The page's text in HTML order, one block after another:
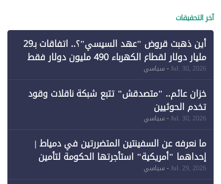
آخر التحقيقات
أين ذهبت قروض "عهد السيسي"؟.. اتفاقات بـ29
مليار دولار لقطاع الكهرباء 490 مليون دولار فقط
لـ"الطاقة المتجددة" (1)
Jul. 30, 2026- سياسي
خزان عائم.. "متصدقش" تتبع شبكة ناقلات وقود
تخدم الحوثيين
Jul. 30, 2026- سياسي
ما نعرفه عن السفينتين المتضررتين في دمياط |
إحداهما "أمريكية" استأجرتها الحكومة لتأمين
احتياجات الطاقة
Jul. 29, 2026- سياسي